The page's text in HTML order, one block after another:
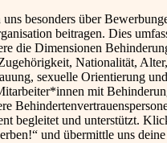
besonders über
beitragen. Dies
die Dimensionen
Nationalität,
sexuelle Orientierung
mit
begleitet und unterstützt.
und übermittle uns